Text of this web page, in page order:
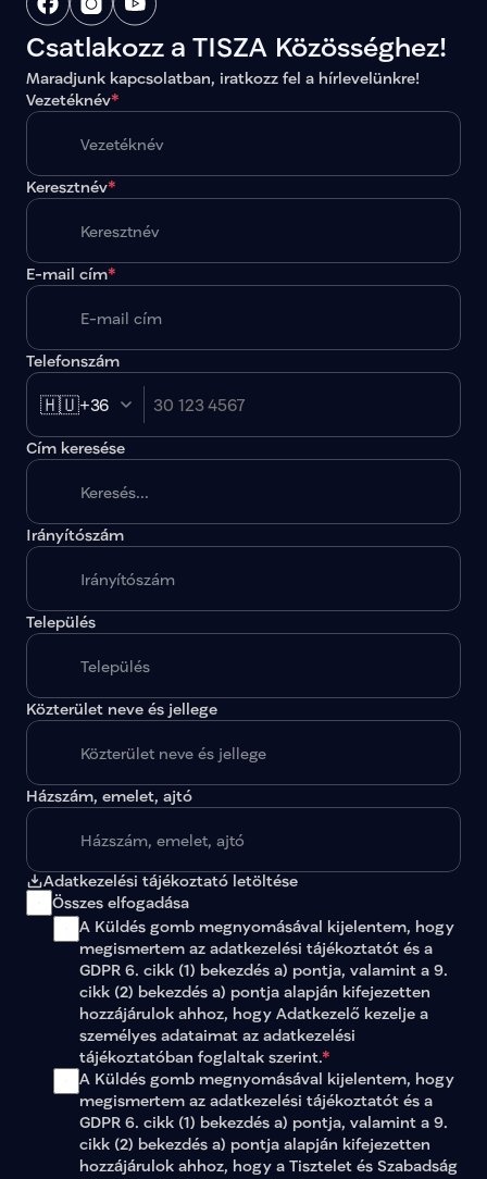
Csatlakozz a TISZA Közösséghez!
Maradjunk kapcsolatban, iratkozz fel a hírlevelünkre!
Vezetéknév*
Keresztnév*
E-mail cím*
Telefonszám
🇭🇺+36
Cím keresése
Irányítószám
Település
Közterület neve és jellege
Házszám, emelet, ajtó
Adatkezelési tájékoztató letöltése
Összes elfogadása
A Küldés gomb megnyomásával kijelentem, hogy
megismertem az adatkezelési tájékoztatót és a
GDPR 6. cikk (1) bekezdés a) pontja, valamint a 9.
cikk (2) bekezdés a) pontja alapján kifejezetten
hozzájárulok ahhoz, hogy Adatkezelő kezelje a
személyes adataimat az adatkezelési
tájékoztatóban foglaltak szerint.*
A Küldés gomb megnyomásával kijelentem, hogy
megismertem az adatkezelési tájékoztatót és a
GDPR 6. cikk (1) bekezdés a) pontja, valamint a 9.
cikk (2) bekezdés a) pontja alapján kifejezetten
hozzájárulok ahhoz, hogy a Tisztelet és Szabadság